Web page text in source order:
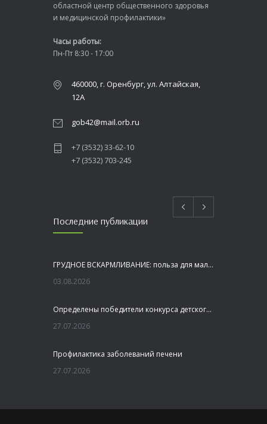
областной центр общественного здоровья
и медицинской профилактики»
Часы работы:
Пн-Пт 8:30 - 17:00
460000, г. Оренбург, ул. Алтайская,
12А
gob42@mail.orb.ru
+7 (3532) 33-62-10
+7 (3532) 703-245
Последние публикации
ГРУДНОЕ ВСКАРМЛИВАНИЕ: польза для малыша и мамы
03.08.2026
Определены победители конкурса детского рисунка «Я шагаю по Оренбуржью»
27.07.2026
Профилактика заболеваний печени
27.07.2026